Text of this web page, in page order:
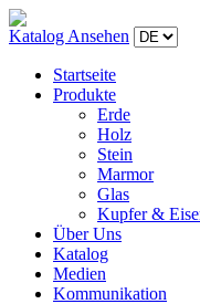
Katalog Ansehen
Startseite
Produkte
Erde
Holz
Stein
Marmor
Glas
Kupfer &
Über Uns
Katalog
Medien
Kommunikation